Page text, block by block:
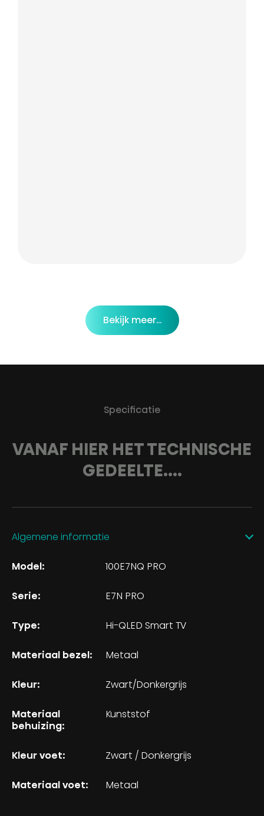
Bekijk meer...
Specificatie
VANAF HIER HET TECHNISCHE
GEDEELTE....
Algemene informatie
Model: 100E7NQ PRO
Serie: E7N PRO
Type: Hi-QLED Smart TV
Materiaal bezel: Metaal
Kleur: Zwart/Donkergrijs
Materiaal
behuizing:
Kunststof
Kleur voet: Zwart / Donkergrijs
Materiaal voet: Metaal